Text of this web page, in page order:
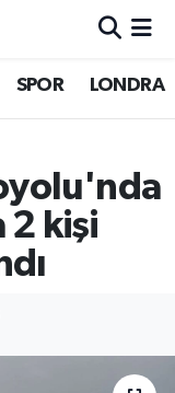
SPOR LONDRA
2 kişi